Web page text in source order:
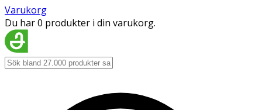
Varukorg
Du har 0 produkter i din varukorg.